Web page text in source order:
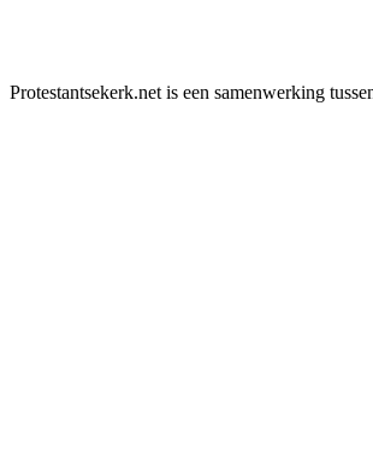
Protestantsekerk.net is een samenwerking